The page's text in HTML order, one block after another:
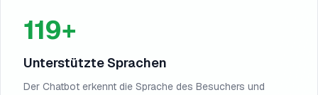
119+
Unterstützte Sprachen
Der Chatbot erkennt die Sprache des Besuchers und